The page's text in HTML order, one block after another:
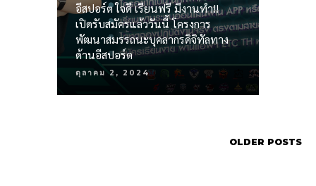
อีสปอร์ต ใจดี เรียนฟรี มีงานทำ!!
เปิดรับสมัครแล้ววันนี้ โครงการ
พัฒนาสมรรถนะบุคลากรดิจิทัลทาง
ด้านอีสปอร์ต
ตุลาคม 2, 2024
OLDER POSTS